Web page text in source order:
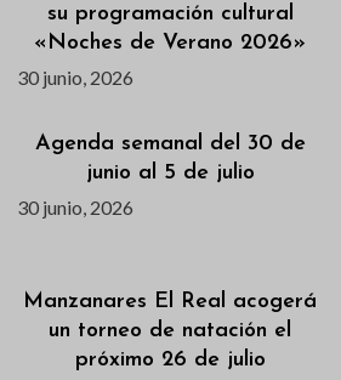
su programación cultural
«Noches de Verano 2026»
30 junio, 2026
Agenda semanal del 30 de
junio al 5 de julio
30 junio, 2026
Manzanares El Real acogerá
un torneo de natación el
próximo 26 de julio